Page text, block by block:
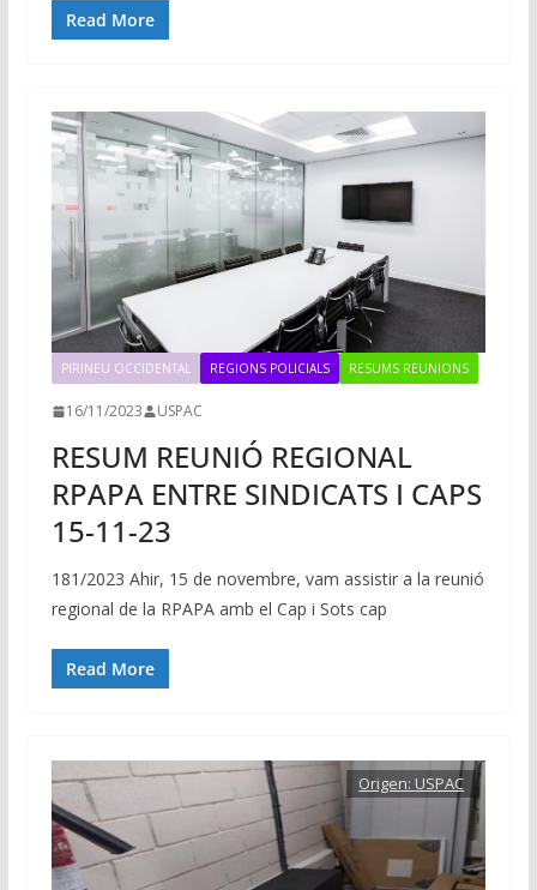
Read More
PIRINEU OCCIDENTAL REGIONS POLICIALS RESUMS REUNIONS
16/11/2023 USPAC
RESUM REUNIÓ REGIONAL
RPAPA ENTRE SINDICATS I CAPS
15-11-23
181/2023 Ahir, 15 de novembre, vam assistir a la reunió
regional de la RPAPA amb el Cap i Sots cap
Read More
Origen: USPAC